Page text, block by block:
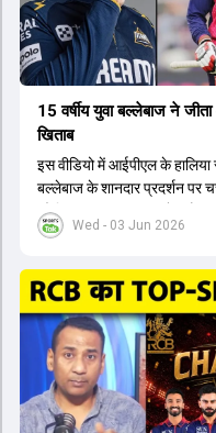
Wed - 03 Jun 2026
15 वर्षीय युवा बल्लेबाज ने
खिताब
इस वीडियो में आईपीएल के हालिया
बल्लेबाज के शानदार प्रदर्शन पर
सौ छिहत्तर रन बनाकर ऑरेंज कैप
किया है। वीडियो में बताया गया है
ऑस्ट्रेलियाई कप्तान के अनुसार,
संदेह था, लेकिन अब उसने खुद को
गेंद को बाउंड्री के काफी पार
ने कहा कि टूर्नामेंट जीतने वाली
युवा खिलाड़ी का प्रदर्शन रहा
थी। शानदार प्रदर्शन के बाद इस
त्रिकोणीय सीरीज के लिए इंडिया ए